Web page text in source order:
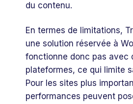
du contenu.
En termes de limitations,
une solution réservée à
fonctionne donc pas avec
plateformes, ce qui limite
Pour les sites plus
performances peuvent